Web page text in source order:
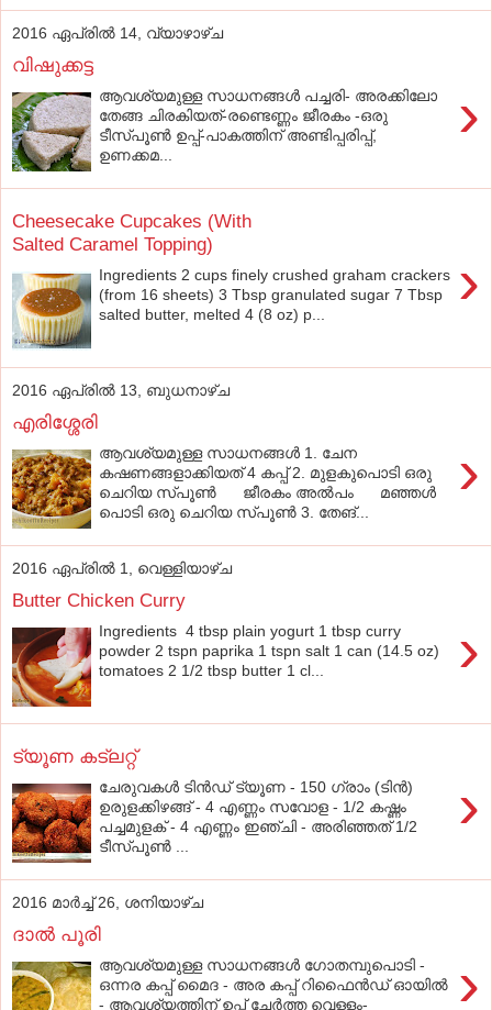
2016 ഏപ്രിൽ 14, വ്യാഴാഴ്‌ച
വിഷുക്കട്ട
›
ആവശ്യമുള്ള സാധനങ്ങള്‍ പച്ചരി- അരക്കിലോ
തേങ്ങ ചിരകിയത്‌-രണ്ടെണ്ണം ജീരകം -ഒരു
ടീസ്‌പൂണ്‍ ഉപ്പ്‌-പാകത്തിന്‌ അണ്ടിപ്പരിപ്പ്‌,
ഉണക്കമ...
Cheesecake Cupcakes (With
Salted Caramel Topping)
›
Ingredients 2 cups finely crushed graham crackers
(from 16 sheets) 3 Tbsp granulated sugar 7 Tbsp
salted butter, melted 4 (8 oz) p...
2016 ഏപ്രിൽ 13, ബുധനാഴ്‌ച
എരിശ്ശേരി
›
ആവശ്യമുള്ള സാധനങ്ങൾ 1. ചേന
കഷണങ്ങളാക്കിയത് 4 കപ്പ് 2. മുളകുപൊടി ഒരു
ചെറിയ സ്പൂൺ ജീരകം അൽപം മഞ്ഞൾ
പൊടി ഒരു ചെറിയ സ്പൂൺ 3. തേങ്...
2016 ഏപ്രിൽ 1, വെള്ളിയാഴ്‌ച
Butter Chicken Curry
›
Ingredients 4 tbsp plain yogurt 1 tbsp curry
powder 2 tspn paprika 1 tspn salt 1 can (14.5 oz)
tomatoes 2 1/2 tbsp butter 1 cl...
ട്യൂണ കട്‌ലറ്റ്
›
ചേരുവകൾ ടിൻഡ് ട്യൂണ - 150 ഗ്രാം (ടിൻ)
ഉരുളക്കിഴങ്ങ് - 4 എണ്ണം സവോള - 1/2 കഷ്ണം
പച്ചമുളക് - 4 എണ്ണം ഇഞ്ചി - അരിഞ്ഞത് 1/2
ടീസ്പൂൺ ...
2016 മാർച്ച് 26, ശനിയാഴ്‌ച
ദാൽ പൂരി
›
ആവശ്യമുള്ള സാധനങ്ങൾ ഗോതമ്പുപൊടി -
ഒന്നര കപ്പ് മൈദ - അര കപ്പ് റിഫൈൻഡ് ഓയിൽ
- ആവശ്യത്തിന് ഉപ്പ് ചേർത്ത വെള്ളം-